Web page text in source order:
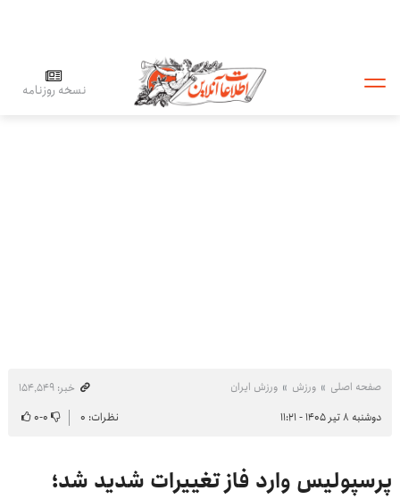
نسخه روزنامه
صفحه اصلی ورزش ورزش ایران
خبر: ۱۵۴٬۵۴۹
دوشنبه ۸ تیر ۱۴۰۵ - ۱۱:۲۱
نظرات: ۰ ۰-۰
پرسپولیس وارد فاز تغییرات شدید شد؛